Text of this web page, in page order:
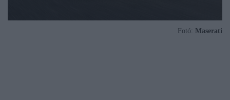
Fotó: Maserati